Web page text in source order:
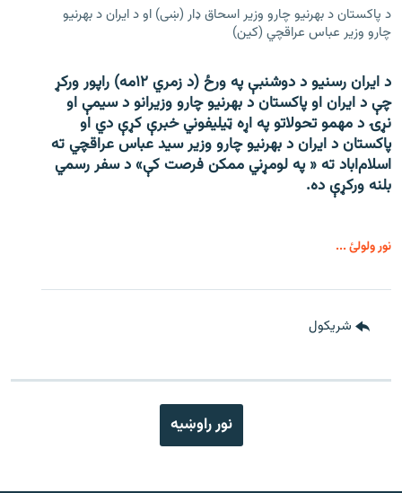
د پاکستان د بهرنیو چارو وزیر اسحاق ډار (ښی) او د ایران د بهرنیو
چارو وزیر عباس عراقچي (کین)
د ایران رسنیو د دوشنبې په ورځ (د زمري ۱۲مه) راپور ورکړ
چې د ایران او پاکستان د بهرنیو چارو وزیرانو د سیمې او
نړۍ د مهمو تحولاتو په اړه ټیلیفوني خبرې کړې دي او
پاکستان د ایران د بهرنیو چارو وزیر سید عباس عراقچي ته
اسلام‌اباد ته « په لومړني ممکن فرصت کې» د سفر رسمي
بلنه ورکړې ده.
نور ولولئ ...
شريکول
نور راوښيه